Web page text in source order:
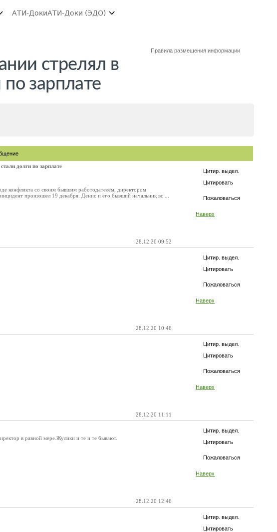
АТИ-ДокиАТИ-Доки (ЭДО)
Правила размещения информации
стрелял в
зарплате
Цитир. выдел.
Цитировать
Пожаловаться
Наверх
долги по зарплате
конфликта со своим бывшим работодателем, директором
произошел 19 декабря. Денис и его бывший начальник вс ...
28.12.20 09:52
Цитир. выдел.
Цитировать
Пожаловаться
Наверх
28.12.20 10:46
Цитир. выдел.
Цитировать
Пожаловаться
Наверх
28.12.20 11:11
Цитир. выдел.
Цитировать
Пожаловаться
Наверх
в равной мере.Жулики и те и те бывают.
28.12.20 12:46
Цитир. выдел.
Цитировать